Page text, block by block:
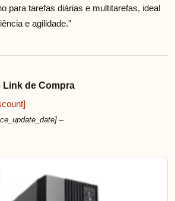
para tarefas diárias e multitarefas, ideal
e agilidade.”
Link de Compra
–